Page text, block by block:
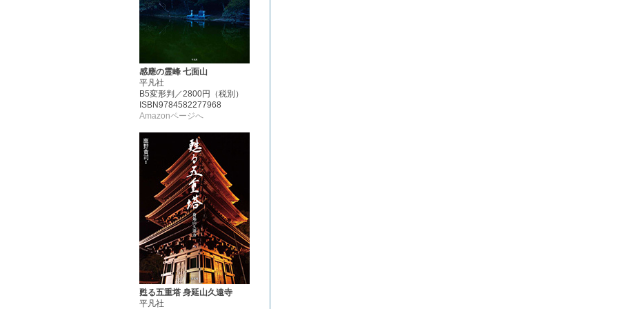
感應の霊峰 七面山
平凡社
B5変形判／2800円（税別）
ISBN9784582277968
Amazonページへ
甦る五重塔 身延山久遠寺
平凡社